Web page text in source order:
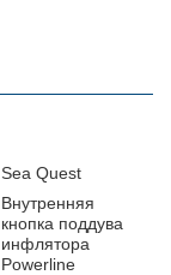
Sea Quest
Внутренняя
кнопка поддува
инфлятора
Powerline